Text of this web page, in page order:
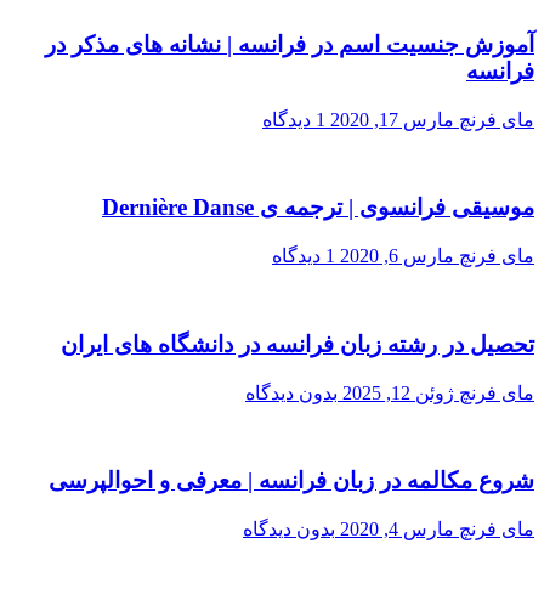
آموزش جنسیت اسم در فرانسه | نشانه های مذکر در
فرانسه
مای فرنچ مارس 17, 2020 1 دیدگاه
موسیقی فرانسوی | ترجمه ی Dernière Danse
مای فرنچ مارس 6, 2020 1 دیدگاه
تحصیل در رشته زبان فرانسه در دانشگاه های ایران
مای فرنچ ژوئن 12, 2025 بدون دیدگاه
شروع مکالمه در زبان فرانسه | معرفی و احوالپرسی
مای فرنچ مارس 4, 2020 بدون دیدگاه